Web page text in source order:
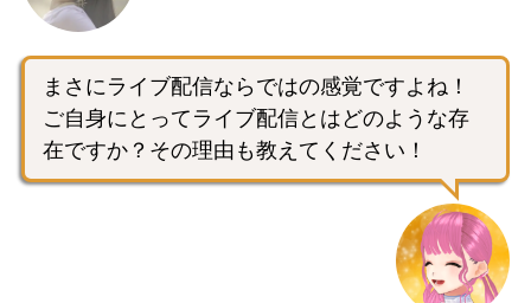
まさにライブ配信ならではの感覚ですよね！
ご自身にとってライブ配信とはどのような存
在ですか？その理由も教えてください！